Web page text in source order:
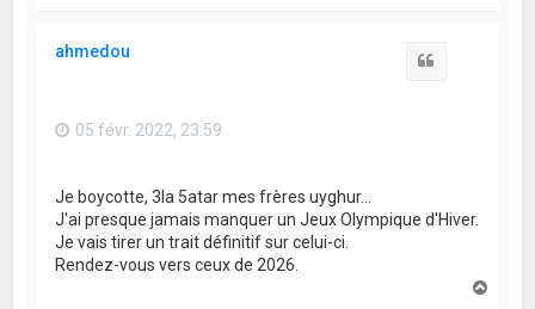
ahmedou
05 févr. 2022, 23:59
Je boycotte, 3la 5atar mes frères uyghur...
J'ai presque jamais manquer un Jeux Olympique d'Hiver.
Je vais tirer un trait définitif sur celui-ci.
Rendez-vous vers ceux de 2026.